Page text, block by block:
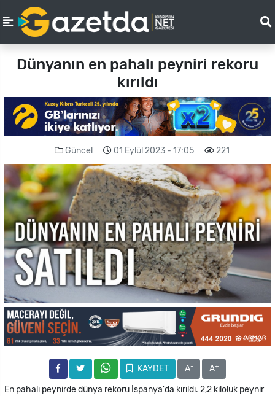
Dünyanın en pahalı peyniri rekoru
kırıldı
Güncel 01 Eylül 2023 - 17:05 221
KAYDET A- A+
En pahalı peynirde dünya rekoru İspanya'da kırıldı. 2,2 kiloluk peynir